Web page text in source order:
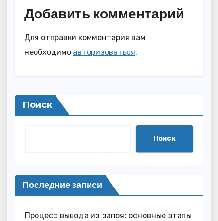
Добавить комментарий
Для отправки комментария вам
необходимо авторизоваться.
Поиск
Поиск
Последние записи
Процесс вывода из запоя: основные этапы